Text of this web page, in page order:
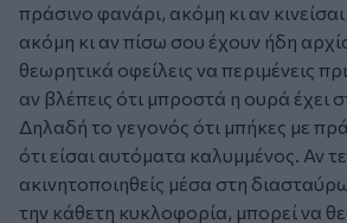
πράσινο φανάρι, ακόμη κι αν
ακόμη κι αν πίσω σου έχουν ήδη
θεωρητικά οφείλεις να περιμένεις
αν βλέπεις ότι μπροστά η ουρά έχει
Δηλαδή το γεγονός ότι μπήκες με
ότι είσαι αυτόματα καλυμμένος. Αν
ακινητοποιηθείς μέσα στη
την κάθετη κυκλοφορία, μπορεί να